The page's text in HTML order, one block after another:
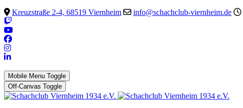
Kreuzstraße 2-4, 68519 Viernheim
info@schachclub-viernheim.de
Mobile Menu Toggle
Off-Canvas Toggle